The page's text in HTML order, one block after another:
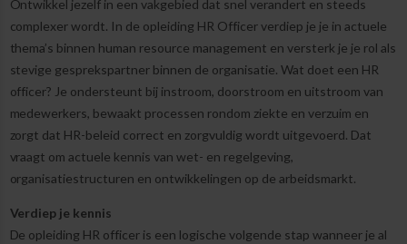
Ontwikkel jezelf in een vakgebied dat snel verandert en steeds
complexer wordt. In de opleiding HR Officer verdiep je je in actuele
thema’s binnen human resource management en versterk je je rol als
stevige gesprekspartner binnen de organisatie. Wat doet een HR
officer? Je ondersteunt bij instroom, doorstroom en uitstroom van
medewerkers, bewaakt processen rondom ziekte en verzuim en
zorgt dat HR-beleid correct en zorgvuldig wordt uitgevoerd. Dat
vraagt om actuele kennis van wet- en regelgeving,
organisatiestructuren en ontwikkelingen op de arbeidsmarkt.
Verdiep je kennis
De opleiding HR officer is een logische volgende stap wanneer je al